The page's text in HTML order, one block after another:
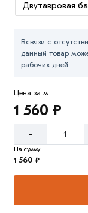
Двутавровая
Всвязи с
данный товар
рабочих дней.
Цена за м
1 560 ₽
-
На сумму
1 560 ₽